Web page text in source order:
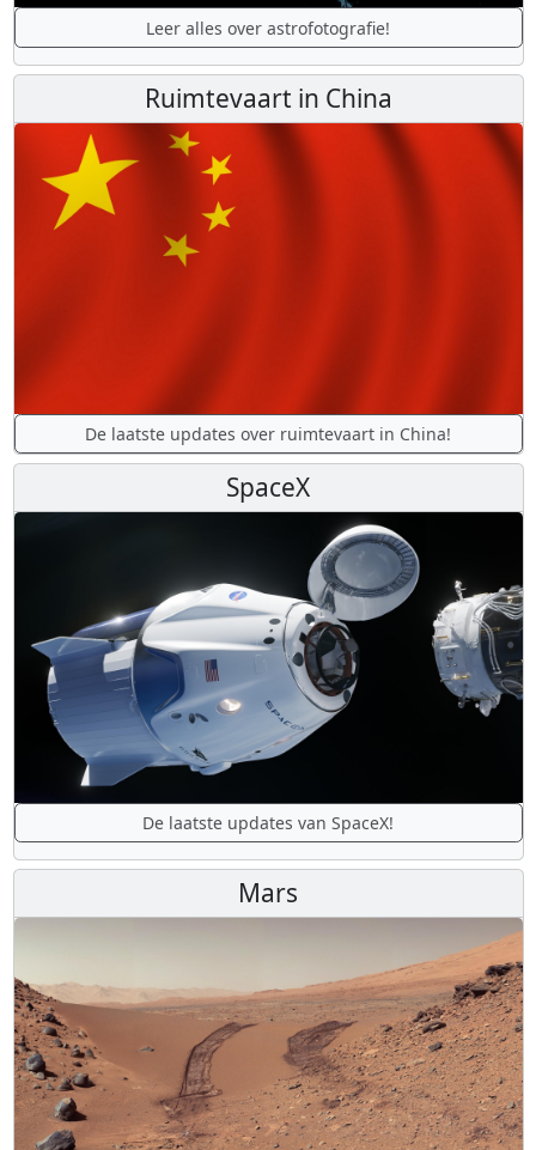
Leer alles over astrofotografie!
Ruimtevaart in China
De laatste updates over ruimtevaart in China!
SpaceX
De laatste updates van SpaceX!
Mars